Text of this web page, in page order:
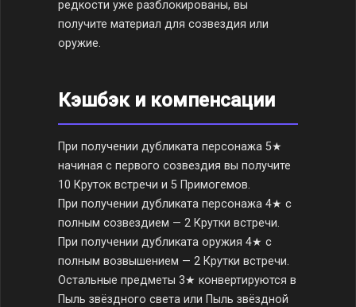
редкости уже разблокированы, вы
получите материал для созвездия или
оружие.
Кэшбэк и компенсации
При получении дубликата персонажа 5★
начиная с первого созвездия вы получите
10 Круток встречи и 5 Примогемов.
При получении дубликата персонажа 4★ с
полным созвездием — 2 Крутки встречи.
При получении дубликата оружия 4★ с
полным возвышением — 2 Крутки встречи.
Остальные предметы 3★ конвертируются в
Пыль звёздного света или Пыль звёздной